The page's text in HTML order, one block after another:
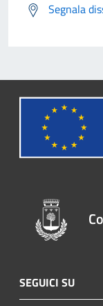
Segnala
SEGUICI SU